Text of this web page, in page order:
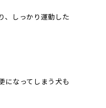
、しっかり運動した
になってしまう犬も